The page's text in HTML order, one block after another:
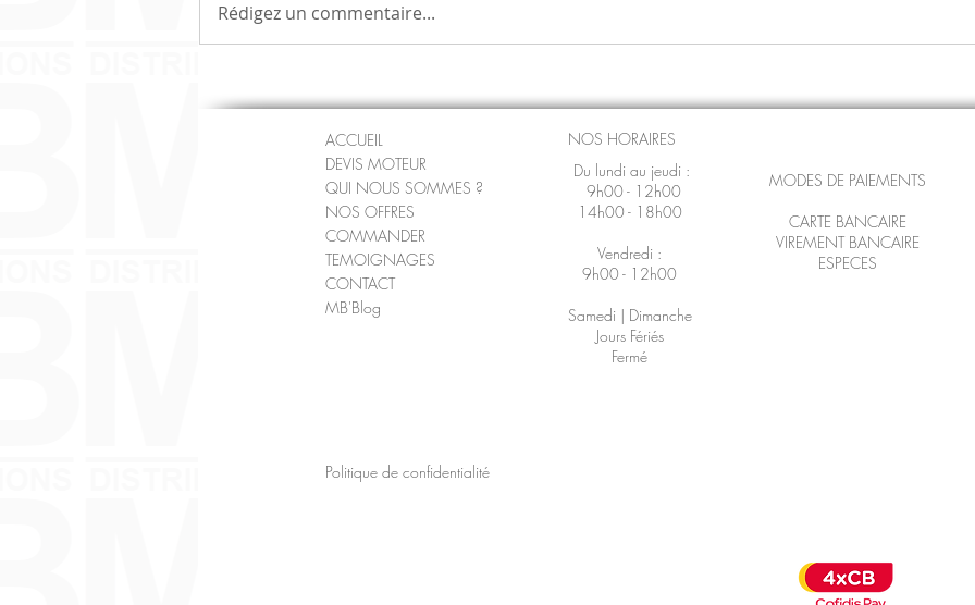
Rédigez un commentaire...
ACCUEIL
DEVIS MOTEUR
QUI NOUS SOMMES ?
NOS OFFRES
COMMANDER
TEMOIGNAGES
CONTACT
MB'Blog
NOS HORAIRES
Du lundi au jeudi :
9h00 - 12h00
14h00 - 18h00
Vendredi :
9h00 - 12h00
Samedi | Dimanche
Jours Fériés
Fermé
MODES DE PAIEMENTS
CARTE BANCAIRE
VIREMENT BANCAIRE
ESPECES
Politique de confidentialité